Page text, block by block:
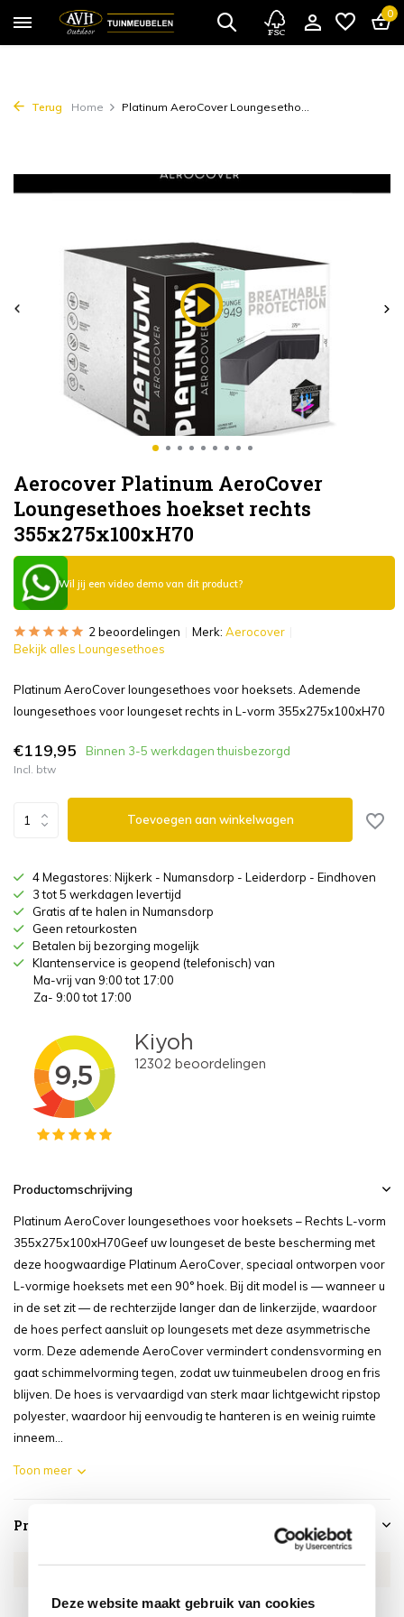
Deze website maakt gebruik van cookies
0
Terug Home Platinum AeroCover Loungesetho...
Aerocover Platinum AeroCover
Loungesethoes hoekset rechts
355x275x100xH70
Wil jij een video demo van dit product?
2 beoordelingen Merk: Aerocover
Bekijk alles Loungesethoes
Platinum AeroCover loungesethoes voor hoeksets. Ademende
loungesethoes voor loungeset rechts in L-vorm 355x275x100xH70
€119,95 Binnen 3-5 werkdagen thuisbezorgd
Incl. btw
Toevoegen aan winkelwagen
4 Megastores: Nijkerk - Numansdorp - Leiderdorp - Eindhoven
3 tot 5 werkdagen levertijd
Gratis af te halen in Numansdorp
Geen retourkosten
Betalen bij bezorging mogelijk
Klantenservice is geopend (telefonisch) van
Ma-vrij van 9:00 tot 17:00
Za- 9:00 tot 17:00
Productomschrijving
Platinum AeroCover loungesethoes voor hoeksets – Rechts L-vorm
355x275x100xH70Geef uw loungeset de beste bescherming met
deze hoogwaardige Platinum AeroCover, speciaal ontworpen voor
L-vormige hoeksets met een 90° hoek. Bij dit model is — wanneer u
in de set zit — de rechterzijde langer dan de linkerzijde, waardoor
de hoes perfect aansluit op loungesets met deze asymmetrische
vorm. Deze ademende AeroCover vermindert condensvorming en
gaat schimmelvorming tegen, zodat uw tuinmeubelen droog en fris
blijven. De hoes is vervaardigd van sterk maar lichtgewicht ripstop
polyester, waardoor hij eenvoudig te hanteren is en weinig ruimte
inneem...
Toon meer
Productspecificaties
Artikelnummer AE7949
SKU AE7949